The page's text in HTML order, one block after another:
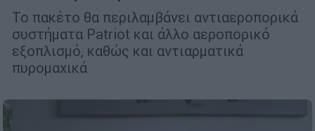
Το πακέτο θα περιλαμβάνει αντιαεροπορικά
συστήματα Patriot και άλλο αεροπορικό
εξοπλισμό, καθώς και αντιαρματικά
πυρομαχικά